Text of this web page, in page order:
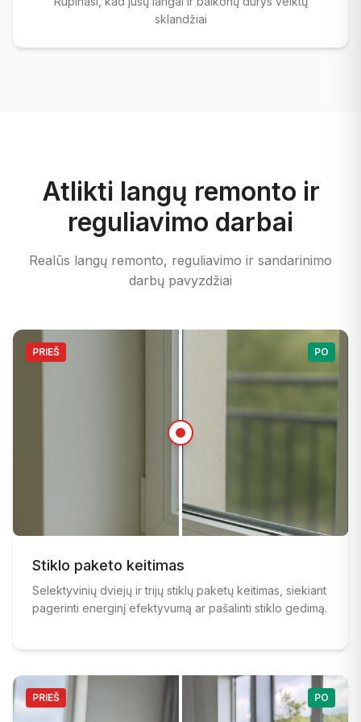
sklandžiai
Atlikti langų remonto ir
reguliavimo darbai
Realūs langų remonto, reguliavimo ir sandarinimo
darbų pavyzdžiai
PRIEŠ PO
:Šiuolaikiškas dvigubų stiklų langas su nauja rama
Stiklo paketo keitimas
Selektyvinių dviejų ir trijų stiklų paketų keitimas, siekiant
pagerinti energinį efektyvumą ar pašalinti stiklo gedimą.
PRIEŠ PO